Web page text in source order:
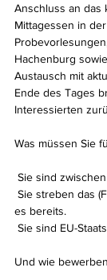
Anschluss an das
Mittagessen in
Hachenburg
Austausch mit
Ende des Tages
Interessierten
Was müssen Sie
Sie sind
es bereits.
Sie sind EU-
Und wie